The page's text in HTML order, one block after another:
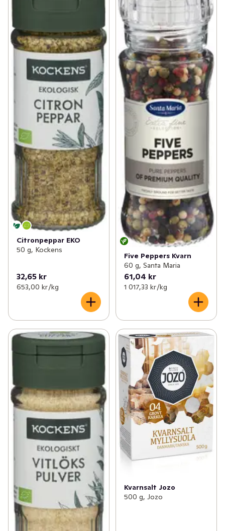
Citronpeppar EKO
50 g, Kockens
32,65 kr
653,00 kr /kg
Five Peppers Kvarn
60 g, Santa Maria
61,04 kr
1 017,33 kr /kg
Kvarnsalt Jozo
500 g, Jozo